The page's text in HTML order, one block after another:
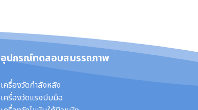
อุปกรณ์ทดสอบสมรรถภาพ
เครื่องวัดกำลังหลัง
เครื่องวัดแรงบีบมือ